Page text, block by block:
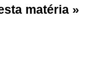
matéria »